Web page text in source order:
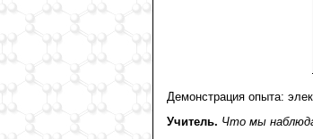
Демонстрация опыта:
Учитель. Что мы